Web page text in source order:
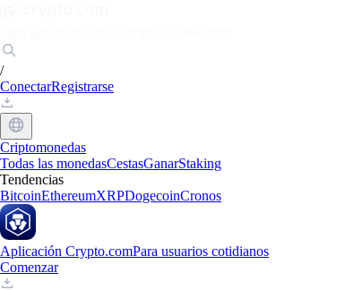
/
ConectarRegistrarse
Criptomonedas
Todas las monedasCestasGanarStaking
Tendencias
BitcoinEthereumXRPDogecoinCronos
Aplicación Crypto.comPara usuarios cotidianos
Comenzar